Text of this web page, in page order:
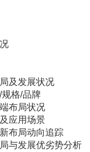
及发展状况
格/品牌
布局状况
应用场景
布局动向追踪
与发展优劣势分析